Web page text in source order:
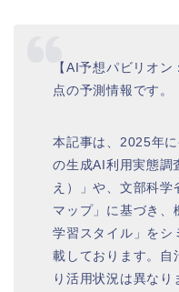
【AI予想パビリオ
点の予測情報です。
本記事は、2025年
の生成AI利用実態調
え）」や、文部科学
マップ」に基づき
学習スタイル」をシ
載しております。自
り活用状況は異なり